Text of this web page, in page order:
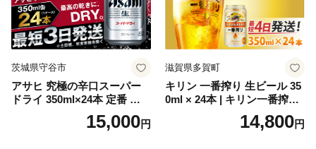
茨城県守谷市
アサヒ 究極の辛口スーパー
ドライ 350ml×24本 定番 ビー
ル 缶ビール 酒 お酒 アルコー
15,000円
滋賀県多賀町
キリン 一番搾り 生ビール 35
0ml × 24本 | キリン一番搾り
キリンビール 一番搾り ビー
ル 24缶 きりんいちばんしぼ
14,800円